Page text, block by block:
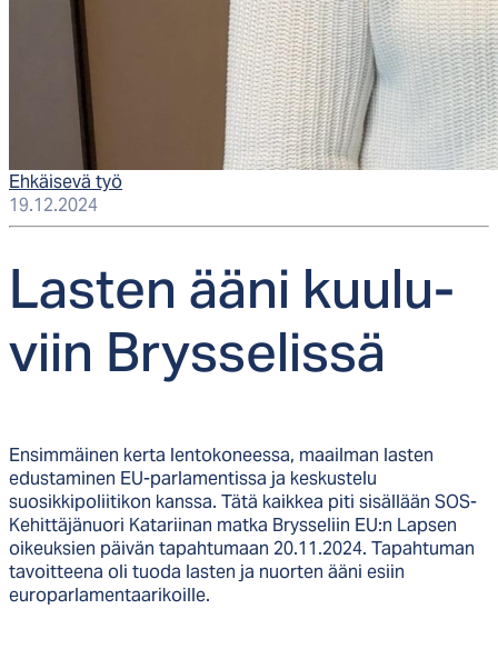
Ehkäisevä työ
19.12.2024
Las­ten ää­ni kuu­lu­
viin Brys­se­lis­sä
Ensimmäinen kerta lentokoneessa, maailman lasten
edustaminen EU-parlamentissa ja keskustelu
suosikkipoliitikon kanssa. Tätä kaikkea piti sisällään SOS-
Kehittäjänuori Katariinan matka Brysseliin EU:n Lapsen
oikeuksien päivän tapahtumaan 20.11.2024. Tapahtuman
tavoitteena oli tuoda lasten ja nuorten ääni esiin
europarlamentaarikoille.